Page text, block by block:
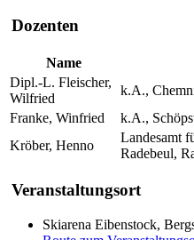
Dozenten
Name
Dipl.-L. Fleischer,
Wilfried
k.A.,
Franke, Winfried
k.A.,
Kröber, Henno
Landesamt
Radebeul,
Veranstaltungsort
Skiarena Eibenstock,